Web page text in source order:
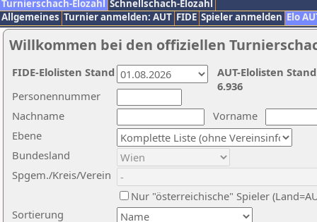
Turnierschach-Elozahl Schnellschach-Elozahl
Allgemeines Turnier anmelden: AUT FIDE Spieler anmelden Elo
Willkommen bei den offiziellen
Nachname
Vorname
Ebene
Sortierung
Personennummer
Bundesland
Spgem./Kreis/Verein
Nur "österreichische" Spieler
AUT-Elolisten
6.936
FIDE-Elolisten Stand